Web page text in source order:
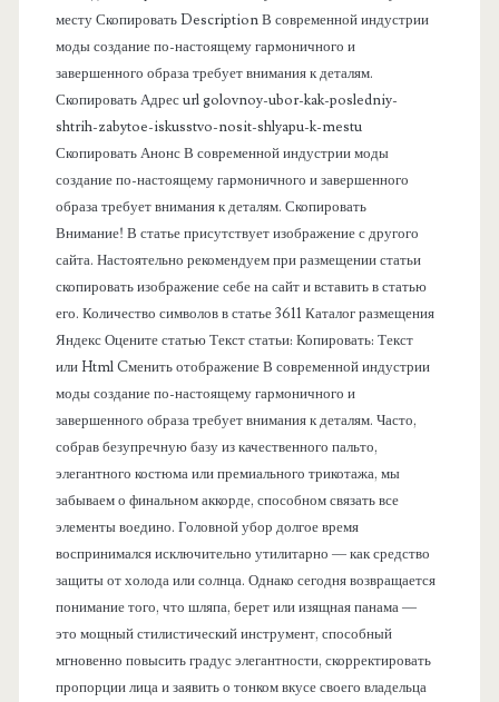
месту Скопировать Description В современной индустрии
моды создание по-настоящему гармоничного и
завершенного образа требует внимания к деталям.
Скопировать Адрес url golovnoy-ubor-kak-posledniy-
shtrih-zabytoe-iskusstvo-nosit-shlyapu-k-mestu
Скопировать Анонс В современной индустрии моды
создание по-настоящему гармоничного и завершенного
образа требует внимания к деталям. Скопировать
Внимание! В статье присутствует изображение с другого
сайта. Настоятельно рекомендуем при размещении статьи
скопировать изображение себе на сайт и вставить в статью
его. Количество символов в статье 3611 Каталог размещения
Яндекс Оцените статью Текст статьи: Копировать: Текст
или Html Cменить отображение В современной индустрии
моды создание по-настоящему гармоничного и
завершенного образа требует внимания к деталям. Часто,
собрав безупречную базу из качественного пальто,
элегантного костюма или премиального трикотажа, мы
забываем о финальном аккорде, способном связать все
элементы воедино. Головной убор долгое время
воспринимался исключительно утилитарно — как средство
защиты от холода или солнца. Однако сегодня возвращается
понимание того, что шляпа, берет или изящная панама —
это мощный стилистический инструмент, способный
мгновенно повысить градус элегантности, скорректировать
пропорции лица и заявить о тонком вкусе своего владельца